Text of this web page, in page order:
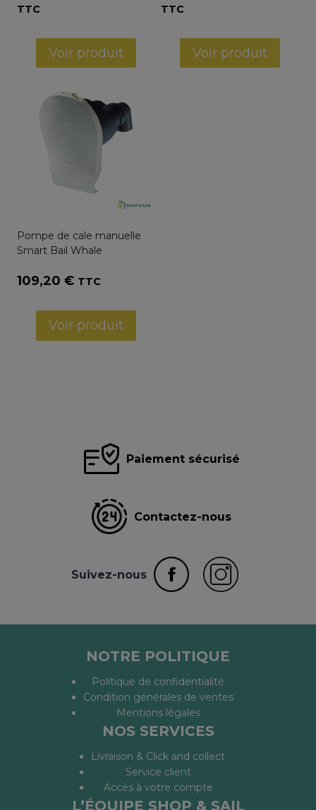
TTC
Voir produit
à
TTC
Voir produit
Pompe de cale manuelle
Smart Bail Whale
109,20 € TTC
Voir produit
Paiement sécurisé
Contactez-nous
Suivez-nous
NOTRE POLITIQUE
Politique de confidentialité
Condition générales de ventes
Mentions légales
NOS SERVICES
Livraison & Click and collect
Service client
Accès à votre compte
L’ÉQUIPE SHOP & SAIL